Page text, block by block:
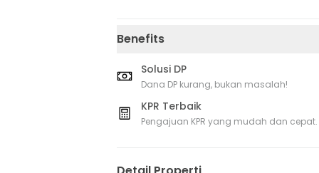
Benefits
Solusi DP
Dana DP kurang, bukan masalah!
KPR Terbaik
Pengajuan KPR yang mudah dan cepat.